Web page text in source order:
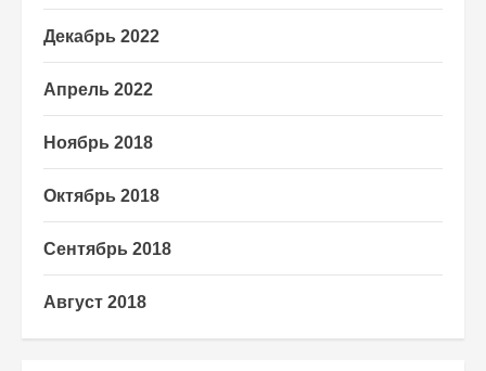
Декабрь 2022
Апрель 2022
Ноябрь 2018
Октябрь 2018
Сентябрь 2018
Август 2018